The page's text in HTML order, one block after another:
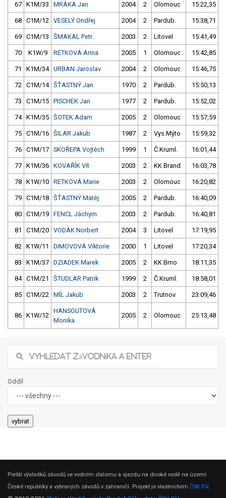
67 K1M/33 MRÁKA Jan 2004 2 Olomouc 15:22,35
68 C1M/12 VESELÝ Ondřej 2004 2 Pardub. 15:38,71
69 C1M/13 ŠMAKAL Petr 2003 2 Litovel 15:41,49
70 K1W/9 RETKOVÁ Anna 2005 1 Olomouc 15:42,85
71 K1M/34 URBAN Jaroslav 2004 2 Olomouc 15:46,75
72 C1M/14 ŠŤASTNÝ Jan 1970 2 Pardub. 15:50,13
73 C1M/15 PISCHEK Jan 1977 2 Pardub. 15:52,02
74 K1M/35 ŠOTEK Adam 2005 2 Olomouc 15:57,59
75 C1M/16 ŠILAR Jakub 1987 2 Vys.Mýto 15:59,32
76 C1M/17 SKOŘEPA Vojtěch 1999 1 Č.Kruml. 16:01,44
77 K1M/36 KOVAŘÍK Vít 2003 2 KK Brand 16:03,78
78 K1W/10 RETKOVÁ Marie 2003 2 Olomouc 16:20,82
79 C1M/18 ŠŤASTNÝ Matěj 2005 2 Pardub. 16:40,09
80 C1M/19 FENCL Jáchym 2003 2 Pardub. 16:40,81
81 C1M/20 VODÁK Norbert 2004 3 Litovel 17:19,95
82 K1W/11 DIMOVOVÁ Viktorie 2000 1 Litovel 17:20,34
83 K1M/37 DZIADEK Marek 2005 2 KK Brno 18:11,35
84 C1M/21 ŠTUDLAR Patrik 1999 2 Č.Kruml. 18:58,01
85 C1M/22 MÍL Jakub 2003 2 Trutnov 23:09,46
86 K1W/12
HANSGUTOVÁ
Monika
2005 2 Olomouc 25:13,48
Oddíl
Portál výsledků závodů ve vodním slalomu a sjezdu na divoké vodě na území
České republiky a vybraných závodů v zahraničí. Projekt je vlastnictvím ČSK DV.